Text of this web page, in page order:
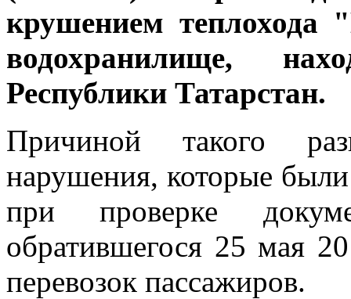
крушением теплохода
водохранилище,
Республики Татарстан.
Причиной такого
нарушения, которые
при проверке
обратившегося 25 мая
перевозок пассажиров.